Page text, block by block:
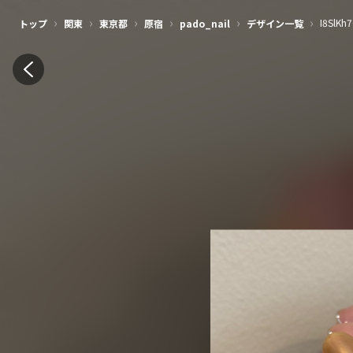
トップ › 関東 › 東京都 › 原宿 › pado_nail › デザイン一覧 ›